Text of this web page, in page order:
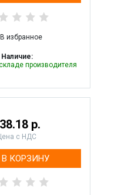
В избранное
Наличие:
производителя
р.
с НДС
В КОРЗИНУ